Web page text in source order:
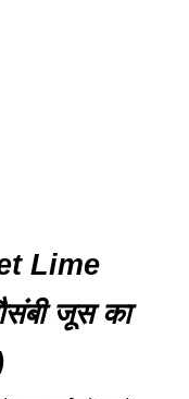
Lime
जूस का